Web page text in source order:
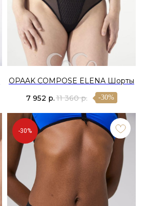
OPAAK COMPOSE ELENA Шорты
7 952 р.11 360 р. -30%
-30%